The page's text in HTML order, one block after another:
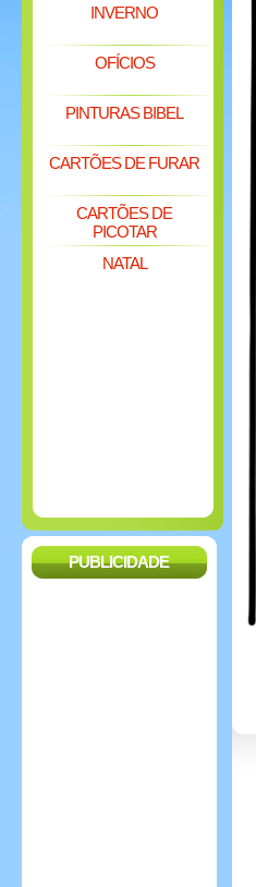
INVERNO
OFÍCIOS
PINTURAS BIBEL
CARTÕES DE FURAR
CARTÕES DE
PICOTAR
NATAL
PUBLICIDADE